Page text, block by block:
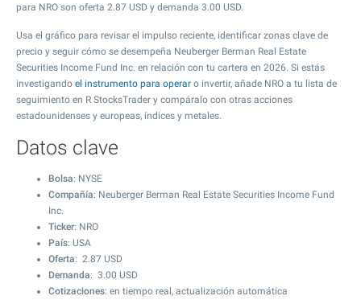
para NRO son oferta 2.87 USD y demanda 3.00 USD.
Usa el gráfico para revisar el impulso reciente, identificar zonas clave de
precio y seguir cómo se desempeña Neuberger Berman Real Estate
Securities Income Fund Inc. en relación con tu cartera en 2026. Si estás
investigando el instrumento para operar o invertir, añade NRO a tu lista de
seguimiento en R StocksTrader y compáralo con otras acciones
estadounidenses y europeas, índices y metales.
Datos clave
Bolsa: NYSE
Compañía: Neuberger Berman Real Estate Securities Income Fund
Inc.
Ticker: NRO
País: USA
Oferta: 2.87 USD
Demanda: 3.00 USD
Cotizaciones: en tiempo real, actualización automática